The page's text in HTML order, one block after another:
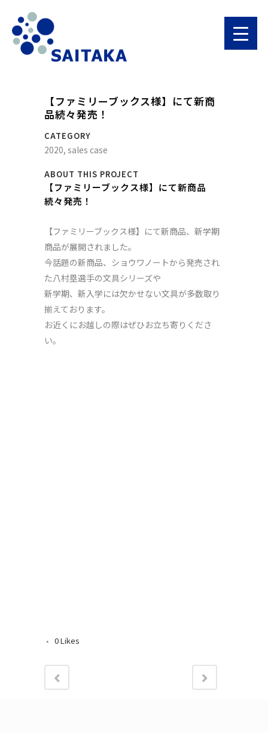
【ファミリーブックス様】にて新商
品続々発売！
CATEGORY
2020, sales case
ABOUT THIS PROJECT
【ファミリーブックス様】にて新商品
続々発売！
【ファミリーブックス様】にて新商品、新学期
商品が展開されました。
今話題の新商品、ショウワノートから発売され
た八村塁選手の文具シリーズや
新学期、新入学には欠かせない文具が多数取り
揃えております。
お近くにお越しの際はぜひお立ち寄りくださ
い。
0Likes